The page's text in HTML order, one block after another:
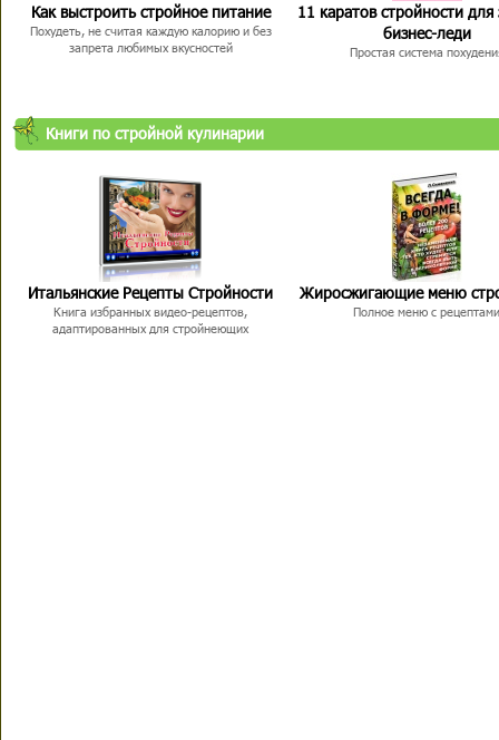
Как выстроить стройное питание
Похудеть, не считая каждую калорию и без
запрета любимых вкусностей
11 каратов стройности для
бизнес-леди
Простая система
Книги по стройной кулинарии
Итальянские Рецепты Стройности
Книга избранных видео-рецептов,
адаптированных для стройнеющих
Жиросжигающие меню
Полное меню с рецептами